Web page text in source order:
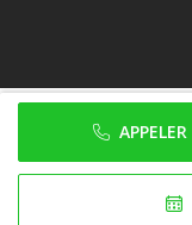
APPELER